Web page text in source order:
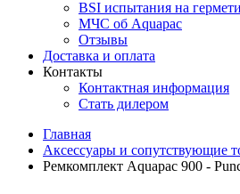
BSI испытания на
МЧС об Aquapac
Отзывы
Доставка и оплата
Контакты
Контактная информация
Стать дилером
Главная
Аксессуары и сопутствующие
Ремкомплект Aquapac 900 -